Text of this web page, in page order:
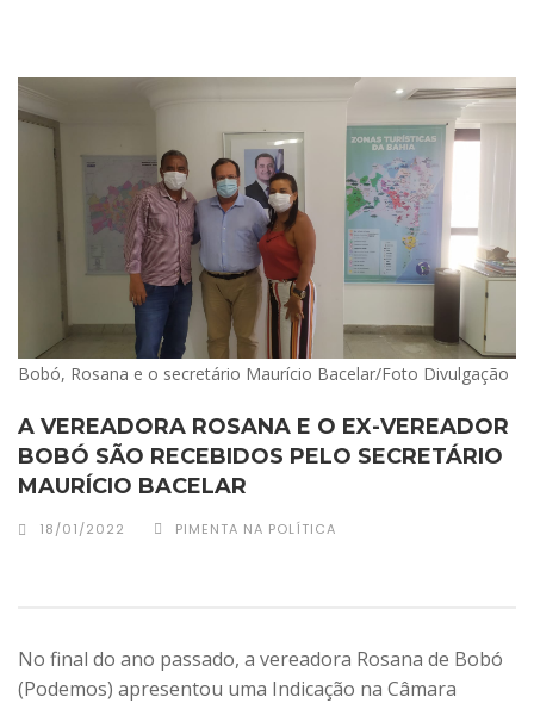
Bobó, Rosana e o secretário Maurício Bacelar/Foto Divulgação
A VEREADORA ROSANA E O EX-VEREADOR
BOBÓ SÃO RECEBIDOS PELO SECRETÁRIO
MAURÍCIO BACELAR
18/01/2022 PIMENTA NA POLÍTICA
No final do ano passado, a vereadora Rosana de Bobó
(Podemos) apresentou uma Indicação na Câmara